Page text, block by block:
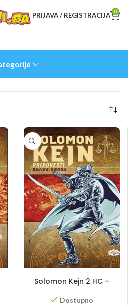
PRIJAVA / REGISTRACIJA 0
Solomon Kejn 2 HC –
Pripovesti
Dostupno